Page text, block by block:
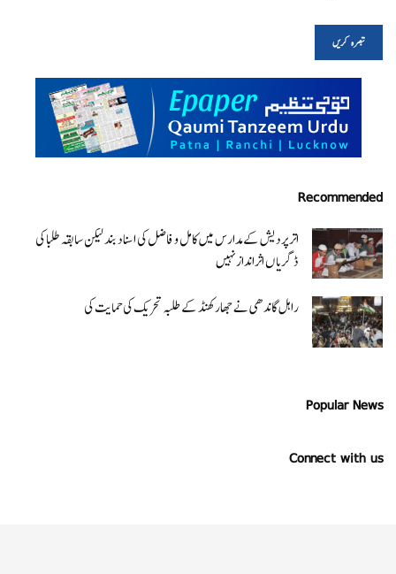
Recommended
اتر پردیش کےمدارس میں کامل و فاضل کی اسناد بند لیکن سابقہ طلبا کی
ڈگریا ں اثرانداز نہیں
راہل گاندھی نے جھارکھنڈ کے طلبہ تحریک کی حمایت کی
Popular News
Connect with us